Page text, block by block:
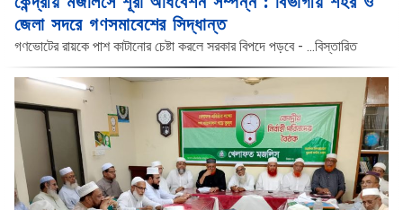
জেলা সদরে গণসমাবেশের সিদ্ধান্ত
গণভোটের রায়কে পাশ কাটানোর চেষ্টা করলে সরকার বিপদে পড়বে - ...বিস্তারিত